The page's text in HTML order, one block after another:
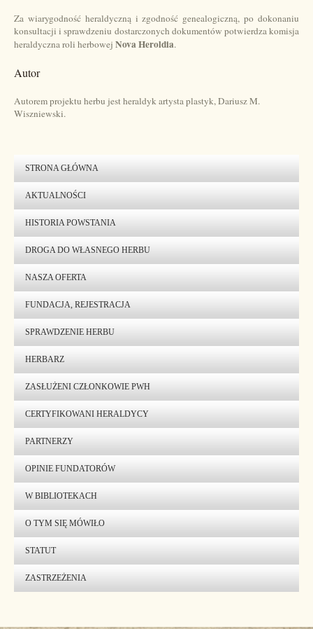
Za wiarygodność heraldyczną i zgodność genealogiczną, po dokonaniu
konsultacji i sprawdzeniu dostarczonych dokumentów potwierdza komisja
heraldyczna roli herbowej Nova Heroldia.
Autor
Autorem projektu herbu jest heraldyk artysta plastyk, Dariusz M.
Wiszniewski.
STRONA GŁÓWNA
AKTUALNOŚCI
HISTORIA POWSTANIA
DROGA DO WŁASNEGO HERBU
NASZA OFERTA
FUNDACJA, REJESTRACJA
SPRAWDZENIE HERBU
HERBARZ
ZASŁUŻENI CZŁONKOWIE PWH
CERTYFIKOWANI HERALDYCY
PARTNERZY
OPINIE FUNDATORÓW
W BIBLIOTEKACH
O TYM SIĘ MÓWIŁO
STATUT
ZASTRZEŻENIA